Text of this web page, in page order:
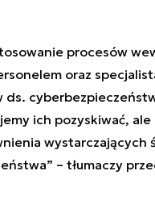
procesów
oraz
ich pozyskiwać,
wystarczających
– tłumaczy